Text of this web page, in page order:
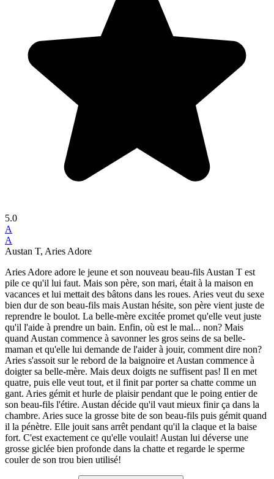
5.0
A
A
Austan T, Aries Adore
Aries Adore adore le jeune et son nouveau beau-fils Austan T est
pile ce qu'il lui faut. Mais son père, son mari, était à la maison en
vacances et lui mettait des bâtons dans les roues. Aries veut du sexe
bien dur de son beau-fils mais Austan hésite, son père vient juste de
reprendre le boulot. La belle-mère excitée promet qu'elle veut juste
qu'il l'aide à prendre un bain. Enfin, où est le mal... non? Mais
quand Austan commence à savonner les gros seins de sa belle-
maman et qu'elle lui demande de l'aider à jouir, comment dire non?
Aries s'assoit sur le rebord de la baignoire et Austan commence à
doigter sa belle-mère. Mais deux doigts ne suffisent pas! Il en met
quatre, puis elle veut tout, et il finit par porter sa chatte comme un
gant. Aries gémit et hurle de plaisir pendant que le poing entier de
son beau-fils l'étire. Austan décide qu'il vaut mieux finir ça dans la
chambre. Aries suce la grosse bite de son beau-fils puis gémit quand
il la pénètre. Elle jouit sans arrêt pendant qu'il la claque et la baise
fort. C'est exactement ce qu'elle voulait! Austan lui déverse une
grosse giclée bien profonde dans la chatte et regarde le sperme
couler de son trou bien utilisé!